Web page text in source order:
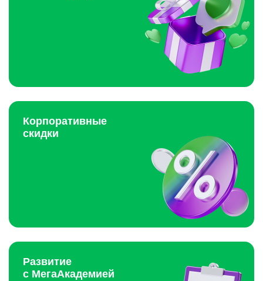
Корпоративные
скидки
Развитие
с МегаАкадемией